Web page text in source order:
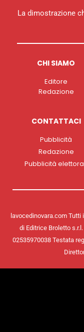
La dimostrazione
CHI SIAMO
Editore
Redazione
CONTATTACI
Pubblicità
Redazione
Pubblicità
lavocedinovara.com
di Editrice Broletto
02535970038 Testata